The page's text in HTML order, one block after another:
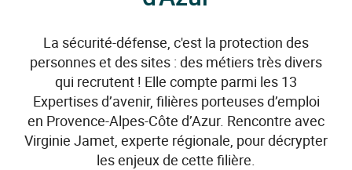
La sécurité-défense, c'est la protection des
personnes et des sites : des métiers très divers
qui recrutent ! Elle compte parmi les 13
Expertises d’avenir, filières porteuses d’emploi
en Provence-Alpes-Côte d’Azur. Rencontre avec
Virginie Jamet, experte régionale, pour décrypter
les enjeux de cette filière.